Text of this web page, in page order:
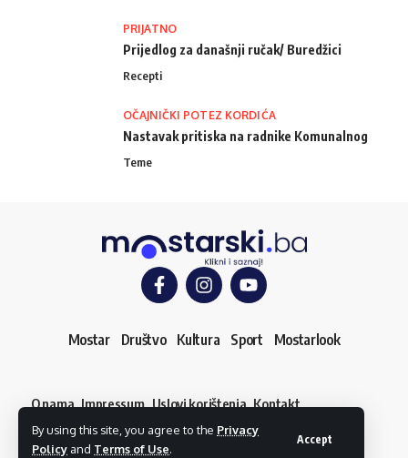
By using this site, you agree to the Privacy
Policy and Terms of Use.
Accept
PRIJATNO
Prijedlog za današnji ručak/ Buredžici
Recepti
OČAJNIČKI POTEZ KORDIĆA
Nastavak pritiska na radnike Komunalnog
Teme
Mostar Društvo Kultura Sport Mostarlook
O nama Impressum Uslovi korištenja Kontakt
Dojavi vijest
© mostarski.ba. Sva prava pridržana